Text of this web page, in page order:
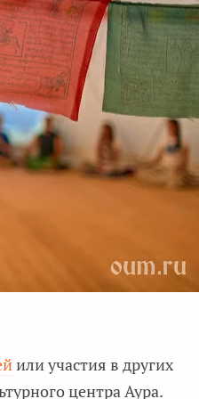
или участия в других
центра Аура.